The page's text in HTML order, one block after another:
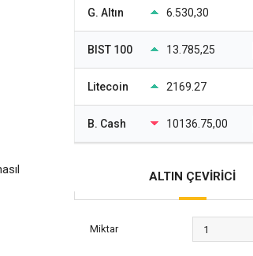
G. Altın 6.530,30
BIST 100 13.785,25
Litecoin 2169.27
B. Cash 10136.75,00
ALTIN ÇEVİRİCİ
Miktar